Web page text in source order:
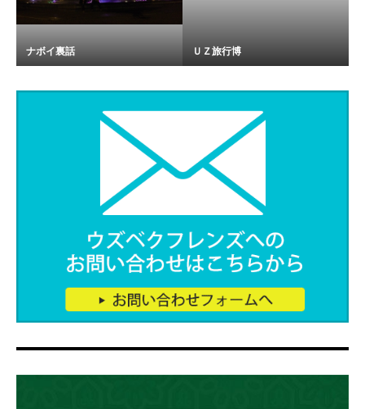
ナボイ裏話 ＵＺ旅行博